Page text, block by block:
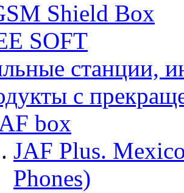
Shield Box
SOFT
станции,
с
box
JAF Plus.
Phones)